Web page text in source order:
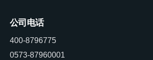
公司电话
400-8796775
0573-87960001